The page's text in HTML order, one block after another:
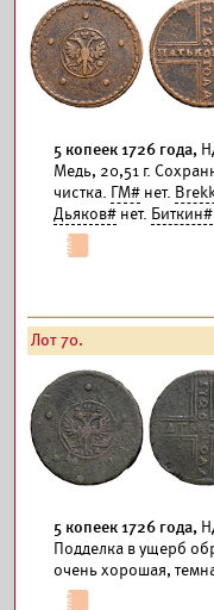
5 копеек 1726 года,
Медь, 20,51 г.
чистка. ГМ# нет.
Дьяков# нет. Биткин#
Лот 70.
5 копеек 1726 года,
Подделка в ущерб
очень хорошая,